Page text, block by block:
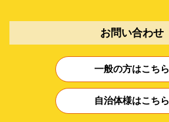
お問い合わせ
一般の方はこちら
自治体様はこちら